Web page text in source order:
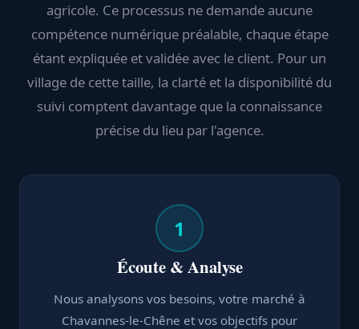
agricole. Ce processus ne demande aucune
compétence numérique préalable, chaque étape
étant expliquée et validée avec le client. Pour un
village de cette taille, la clarté et la disponibilité du
suivi comptent davantage que la connaissance
précise du lieu par l'agence.
1
Écoute & Analyse
Nous analysons vos besoins, votre marché à
Chavannes-le-Chêne et vos objectifs pour